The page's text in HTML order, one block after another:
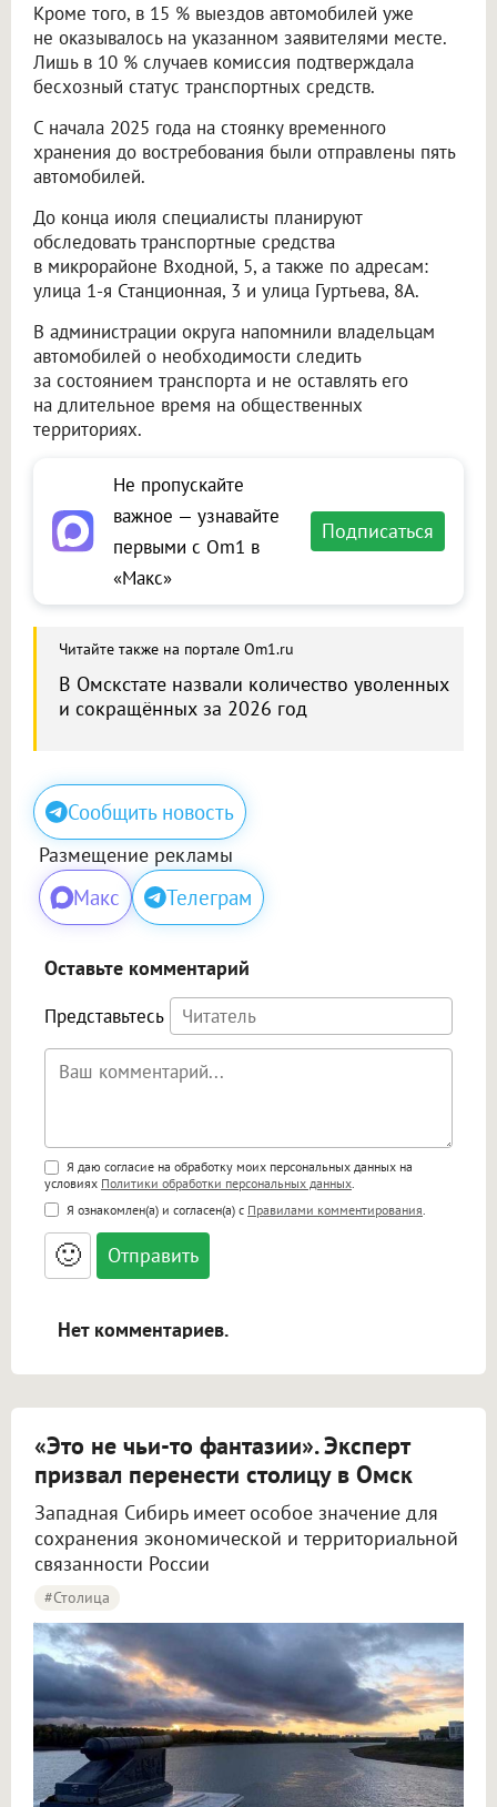
Кроме того, в 15 % выездов автомобилей уже
не оказывалось на указанном заявителями месте.
Лишь в 10 % случаев комиссия подтверждала
бесхозный статус транспортных средств.
С начала 2025 года на стоянку временного
хранения до востребования были отправлены пять
автомобилей.
До конца июля специалисты планируют
обследовать транспортные средства
в микрорайоне Входной, 5, а также по адресам:
улица 1-я Станционная, 3 и улица Гуртьева, 8А.
В администрации округа напомнили владельцам
автомобилей о необходимости следить
за состоянием транспорта и не оставлять его
на длительное время на общественных
территориях.
Не пропускайте
важное — узнавайте
первыми с Om1 в
«Макс»
Подписаться
Читайте также на портале Om1.ru
В Омскстате назвали количество уволенных
и сокращённых за 2026 год
Сообщить новость
Размещение рекламы
Макс Телеграм
Оставьте комментарий
Представьтесь
Поддержка HTML
<b>, <strong>, <u>, <i>, <em>, <s>, <big>,
<small>, <sup>, <sub>, <pre>, <ul>, <ol>, <li>,
<blockquote>, <code> экранирует HTML,
адреса URL автоматически становятся
ссылками, и [img]адрес[/img] будет
Я даю согласие на обработку моих персональных данных на
условиях Политики обработки персональных данных
Я ознакомлен(а) и согласен(а) с Правилами комментирования
🙂
Нет комментариев.
«Это не чьи-то фантазии». Эксперт
призвал перенести столицу в Омск
Западная Сибирь имеет особое значение для
сохранения экономической и территориальной
связанности России
#столица